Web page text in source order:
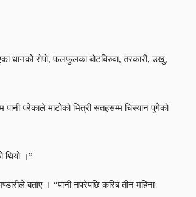
धानको रोपो, फलफुलका बोटबिरुवा, तरकारी, उखु,
परेकाले माटोको भित्री सतहसम्म चिस्यान पुगेको
थियो ।”
बताए । “पानी नपरेपछि करिब तीन महिना